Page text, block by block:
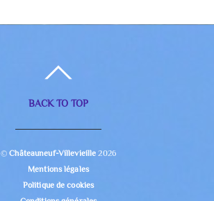
BACK TO TOP
©Châteauneuf-Villevieille 2026
Mentions légales
Politique de cookies